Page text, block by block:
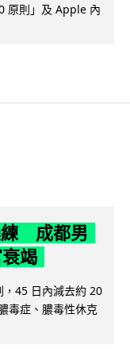
原則」及 Apple 內
練 成都男
竭
45 日內減去約 20
毒症、膿毒性休克